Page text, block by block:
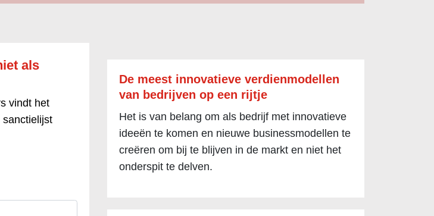
als
vindt het
De meest innovatieve verdienmodellen
van bedrijven op een rijtje
Het is van belang om als bedrijf met innovatieve
ideeën te komen en nieuwe businessmodellen te
creëren om bij te blijven in de markt en niet het
onderspit te delven.